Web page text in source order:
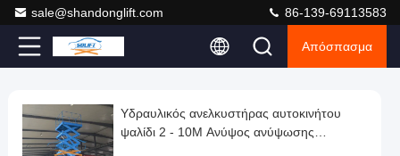
sale@shandonglift.com 86-139-69113583
Απόσπασμα
Play
Video
Υδραυλικός
ανελκυστήρας
Υδραυλικός ανελκυστήρας αυτοκινήτου
ψαλίδι 2 - 10M Ανύψος ανύψωσης